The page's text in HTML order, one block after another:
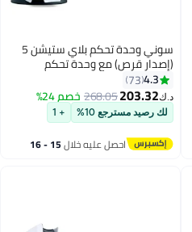
سوني وحدة تحكم بلاي ستيشن 5
(إصدار قرص) مع وحدة تحكم
لاسلكية إضافية - أرجواني
4.3
73
د.ك‏203.32
268.05خصم 24%
لك رصيد مسترجع 10% + 1
احصل عليه خلال 15 - 16
اغسطس